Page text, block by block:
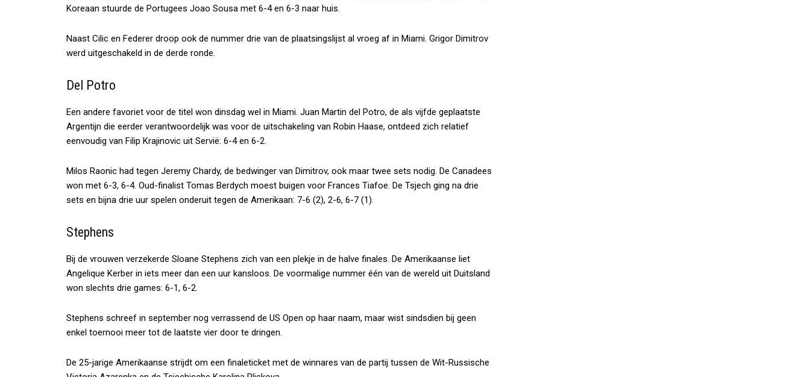
Koreaan stuurde de Portugees Joao Sousa met 6-4 en 6-3 naar huis.
Naast Cilic en Federer droop ook de nummer drie van de plaatsingslijst al vroeg af in Miami. Grigor Dimitrov
werd uitgeschakeld in de derde ronde.
Del Potro
Een andere favoriet voor de titel won dinsdag wel in Miami. Juan Martin del Potro, de als vijfde geplaatste
Argentijn die eerder verantwoordelijk was voor de uitschakeling van Robin Haase, ontdeed zich relatief
eenvoudig van Filip Krajinovic uit Servië: 6-4 en 6-2.
Milos Raonic had tegen Jeremy Chardy, de bedwinger van Dimitrov, ook maar twee sets nodig. De Canadees
won met 6-3, 6-4. Oud-finalist Tomas Berdych moest buigen voor Frances Tiafoe. De Tsjech ging na drie
sets en bijna drie uur spelen onderuit tegen de Amerikaan: 7-6 (2), 2-6, 6-7 (1).
Stephens
Bij de vrouwen verzekerde Sloane Stephens zich van een plekje in de halve finales. De Amerikaanse liet
Angelique Kerber in iets meer dan een uur kansloos. De voormalige nummer één van de wereld uit Duitsland
won slechts drie games: 6-1, 6-2.
Stephens schreef in september nog verrassend de US Open op haar naam, maar wist sindsdien bij geen
enkel toernooi meer tot de laatste vier door te dringen.
De 25-jarige Amerikaanse strijdt om een finaleticket met de winnares van de partij tussen de Wit-Russische